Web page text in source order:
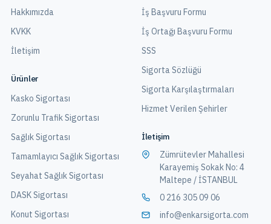
Hakkımızda
KVKK
İletişim
Ürünler
Kasko Sigortası
Zorunlu Trafik Sigortası
Sağlık Sigortası
Tamamlayıcı Sağlık Sigortası
Seyahat Sağlık Sigortası
DASK Sigortası
Konut Sigortası
İş Başvuru Formu
İş Ortağı Başvuru Formu
SSS
Sigorta Sözlüğü
Sigorta Karşılaştırmaları
Hizmet Verilen Şehirler
İletişim
Zümrütevler Mahallesi
Karayemiş Sokak No: 4
Maltepe / İSTANBUL
0 216 305 09 06
info@enkarsigorta.com